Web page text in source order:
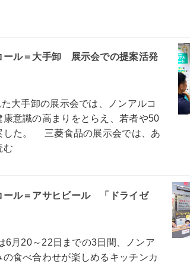
ール＝大手卸 展示会での提案活発
手卸の展示会では、ノンアルコ
意識の高まりをとらえ、若者や50
した。 三菱食品の展示会では、あ
む
ール＝アサヒビール 「ドライゼ
20～22日までの3日間、ノンア
食べ合わせが楽しめるキッチンカ